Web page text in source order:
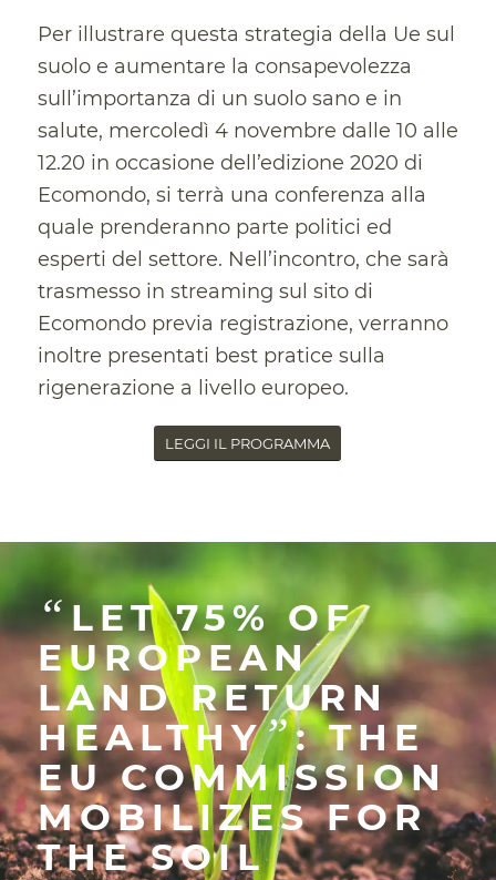
Per illustrare questa strategia della Ue sul
suolo e aumentare la consapevolezza
sull’importanza di un suolo sano e in
salute, mercoledì 4 novembre dalle 10 alle
12.20 in occasione dell’edizione 2020 di
Ecomondo, si terrà una conferenza alla
quale prenderanno parte politici ed
esperti del settore. Nell’incontro, che sarà
trasmesso in streaming sul sito di
Ecomondoprevia registrazione, verranno
inoltre presentati best pratice sulla
rigenerazione a livello europeo.
LEGGI IL PROGRAMMA
“LET 75% OF
EUROPEAN
LAND RETURN
HEALTHY”: THE
EU COMMISSION
MOBILIZES FOR
THE SOIL